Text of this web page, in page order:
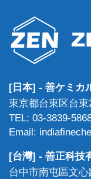
[日本] - 善ケミカ
東京都台東区台
TEL: 03-3839-
Email:
[台灣] - 善正科技
台中市南屯區文